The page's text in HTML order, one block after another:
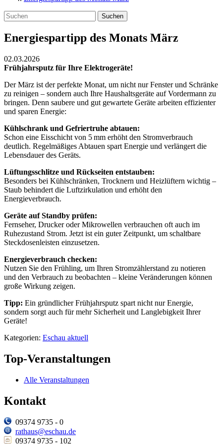
Suchen
Energiespartipp des Monats März
02.03.2026
Frühjahrsputz für Ihre Elektrogeräte!
Der März ist der perfekte Monat, um nicht nur Fenster und Schränke
zu reinigen – sondern auch Ihre Haushaltsgeräte auf Vordermann zu
bringen. Denn saubere und gut gewartete Geräte arbeiten effizienter
und sparen Energie:
Kühlschrank und Gefriertruhe abtauen:
Schon eine Eisschicht von 5 mm erhöht den Stromverbrauch
deutlich. Regelmäßiges Abtauen spart Energie und verlängert die
Lebensdauer des Geräts.
Lüftungsschlitze und Rückseiten entstauben:
Besonders bei Kühlschränken, Trocknern und Heizlüftern wichtig –
Staub behindert die Luftzirkulation und erhöht den
Energieverbrauch.
Geräte auf Standby prüfen:
Fernseher, Drucker oder Mikrowellen verbrauchen oft auch im
Ruhezustand Strom. Jetzt ist ein guter Zeitpunkt, um schaltbare
Steckdosenleisten einzusetzen.
Energieverbrauch checken:
Nutzen Sie den Frühling, um Ihren Stromzählerstand zu notieren
und den Verbrauch zu beobachten – kleine Veränderungen können
große Wirkung zeigen.
Tipp: Ein gründlicher Frühjahrsputz spart nicht nur Energie,
sondern sorgt auch für mehr Sicherheit und Langlebigkeit Ihrer
Geräte!
Kategorien: Eschau aktuell
Top-Veranstaltungen
Alle Veranstaltungen
Kontakt
09374 9735 - 0
rathaus@eschau.de
09374 9735 - 102